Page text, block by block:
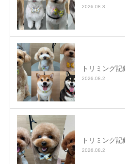
2026.08.3
トリミング記
2026.08.2
トリミング記
2026.08.2